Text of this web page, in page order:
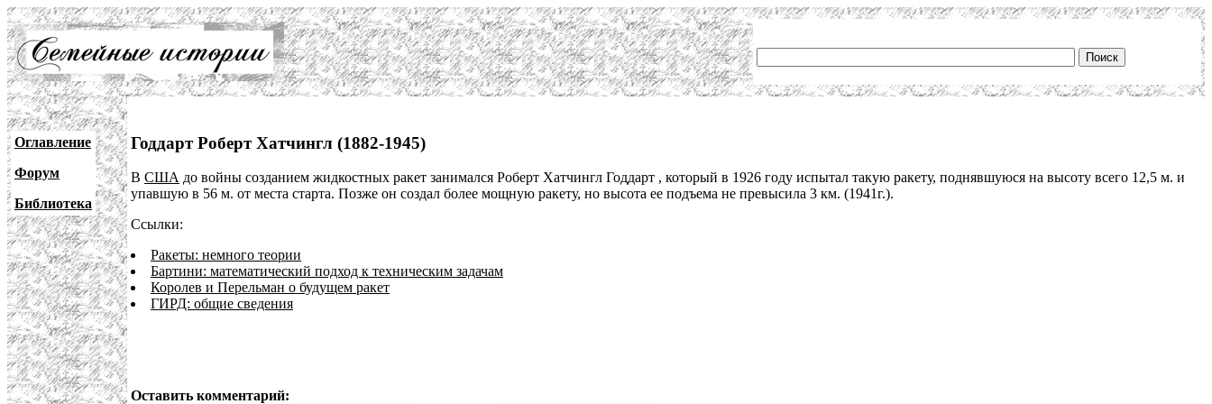
Оглавление
Форум
Библиотека
Годдарт Роберт Хатчингл (1882-1945)
В США до войны созданием жидкостных ракет занимался Роберт Хатчингл Годдарт , который в 1926 году испытал такую ракету, поднявшуюся на высоту всего 12,5 м. и
упавшую в 56 м. от места старта. Позже он создал более мощную ракету, но высота ее подъема не превысила 3 км. (1941г.).
Ссылки:
Ракеты: немного теории
Бартини: математический подход к техническим задачам
Королев и Перельман о будущем ракет
ГИРД: общие сведения
Оставить комментарий: